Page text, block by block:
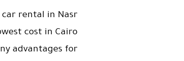
car rental in Nasr
cost in Cairo
advantages for